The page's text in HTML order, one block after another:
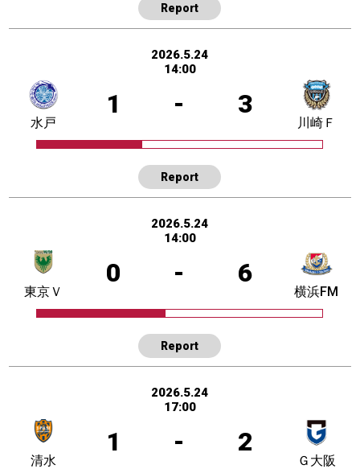
Report
2026.5.24
14:00
1 - 3
水戸 川崎Ｆ
Report
2026.5.24
14:00
0 - 6
東京Ｖ 横浜FM
Report
2026.5.24
17:00
1 - 2
清水 Ｇ大阪